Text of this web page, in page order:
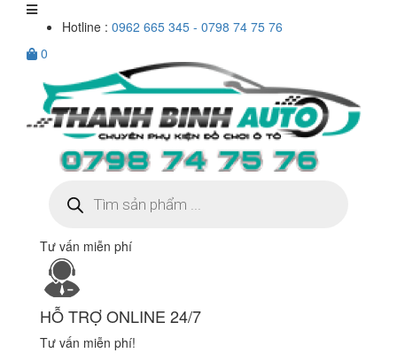
Hotline : 0962 665 345 - 0798 74 75 76
0
kiếm
sản
Tư vấn miễn phí
HỖ TRỢ ONLINE 24/7
Tư vấn miễn phí!